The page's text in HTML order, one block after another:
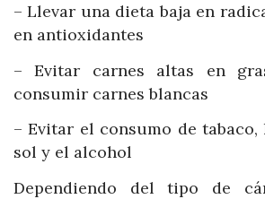
– Llevar una dieta baja en
en antioxidantes
– Evitar carnes altas en
consumir carnes blancas
– Evitar el consumo de
sol y el alcohol
Dependiendo del tipo de